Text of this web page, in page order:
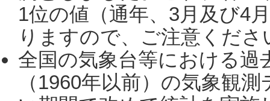
1位の値（通年、3月及び4
りますので、ご注意くだ
全国の気象台等における過
（1960年以前）の気象観